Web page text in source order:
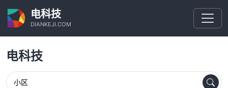
电科技
DIANKEJI.COM
电科技